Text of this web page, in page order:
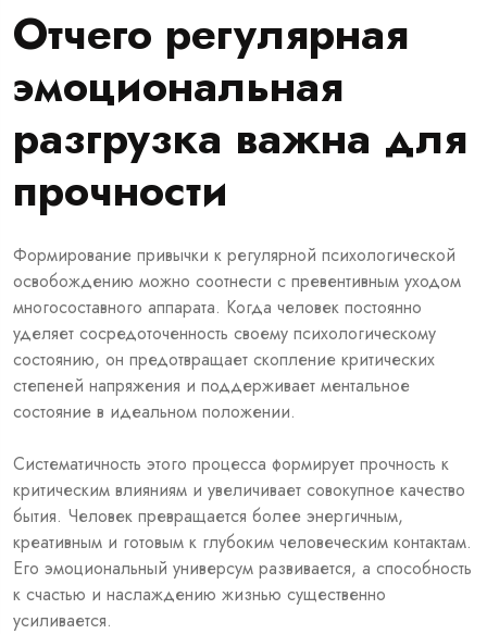
Отчего регулярная
эмоциональная
разгрузка важна для
прочности
Формирование привычки к регулярной психологической
освобождению можно соотнести с превентивным уходом
многосоставного аппарата. Когда человек постоянно
уделяет сосредоточенность своему психологическому
состоянию, он предотвращает скопление критических
степеней напряжения и поддерживает ментальное
состояние в идеальном положении.
Систематичность этого процесса формирует прочность к
критическим влияниям и увеличивает совокупное качество
бытия. Человек превращается более энергичным,
креативным и готовым к глубоким человеческим контактам.
Его эмоциональный универсум развивается, а способность
к счастью и наслаждению жизнью существенно
усиливается.